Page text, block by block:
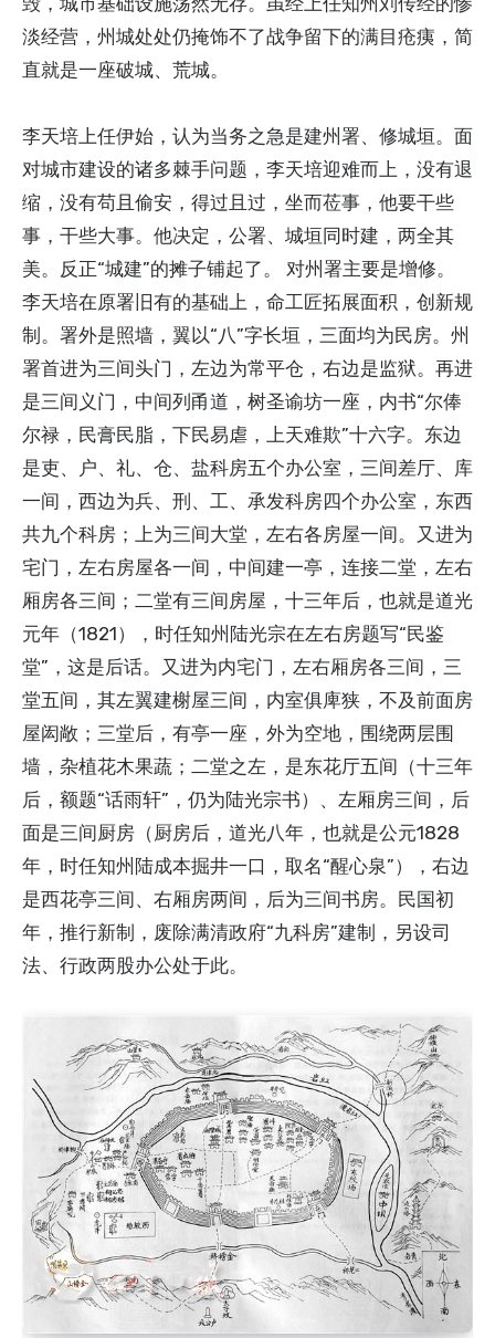
淡经营，州城处处仍掩饰不了战争留下的满目疮痍，简
直就是一座破城、荒城。
李天培上任伊始，认为当务之急是建州署、修城垣。面
对城市建设的诸多棘手问题，李天培迎难而上，没有退
缩，没有苟且偷安，得过且过，坐而莅事，他要干些
事，干些大事。他决定，公署、城垣同时建，两全其
美。反正“城建”的摊子铺起了。 对州署主要是增修。
李天培在原署旧有的基础上，命工匠拓展面积，创新规
制。署外是照墙，翼以“八”字长垣，三面均为民房。州
署首进为三间头门，左边为常平仓，右边是监狱。再进
是三间义门，中间列甬道，树圣谕坊一座，内书“尔俸
尔禄，民膏民脂，下民易虐，上天难欺”十六字。东边
是吏、户、礼、仓、盐科房五个办公室，三间差厅、库
一间，西边为兵、刑、工、承发科房四个办公室，东西
共九个科房；上为三间大堂，左右各房屋一间。又进为
宅门，左右房屋各一间，中间建一亭，连接二堂，左右
厢房各三间；二堂有三间房屋，十三年后，也就是道光
元年（1821），时任知州陆光宗在左右房题写“民鉴
堂”，这是后话。又进为内宅门，左右厢房各三间，三
堂五间，其左翼建榭屋三间，内室俱庳狭，不及前面房
屋闳敞；三堂后，有亭一座，外为空地，围绕两层围
墙，杂植花木果蔬；二堂之左，是东花厅五间（十三年
后，额题“话雨轩”，仍为陆光宗书）、左厢房三间，后
面是三间厨房（厨房后，道光八年，也就是公元1828
年，时任知州陆成本掘井一口，取名“醒心泉”），右边
是西花亭三间、右厢房两间，后为三间书房。民国初
年，推行新制，废除满清政府“九科房”建制，另设司
法、行政两股办公处于此。